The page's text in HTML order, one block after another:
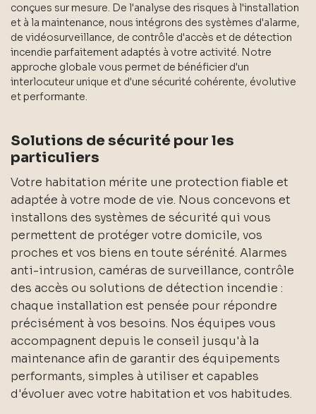
conçues sur mesure. De l'analyse des risques à l'installation
et à la maintenance, nous intégrons des systèmes d'alarme,
de vidéosurveillance, de contrôle d'accès et de détection
incendie parfaitement adaptés à votre activité. Notre
approche globale vous permet de bénéficier d'un
interlocuteur unique et d'une sécurité cohérente, évolutive
et performante.
Solutions de sécurité pour les
particuliers
Votre habitation mérite une protection fiable et
adaptée à votre mode de vie. Nous concevons et
installons des systèmes de sécurité qui vous
permettent de protéger votre domicile, vos
proches et vos biens en toute sérénité. Alarmes
anti-intrusion, caméras de surveillance, contrôle
des accès ou solutions de détection incendie :
chaque installation est pensée pour répondre
précisément à vos besoins. Nos équipes vous
accompagnent depuis le conseil jusqu'à la
maintenance afin de garantir des équipements
performants, simples à utiliser et capables
d'évoluer avec votre habitation et vos habitudes.